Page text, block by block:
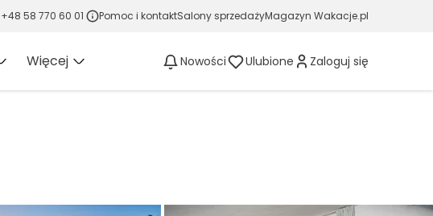
+48 58 770 60 01 Pomoc i kontaktSalony sprzedażyMagazyn Wakacje.pl
Więcej Nowości Ulubione Zaloguj się